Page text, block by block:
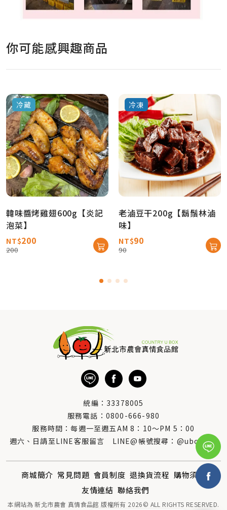
你可能感興趣商品
冷藏
韓味醬烤雞翅600g【炎記
泡菜】
NT$200
200
冷凍
老滷豆干200g【鬍鬚林滷
味】
NT$90
90
統編：33378005
服務電話： 0800-666-980
服務時間：每週一至週五AM 8：10～PM 5：00
週六、日請至LINE客服留言 LINE@帳號搜尋：@uboxorg
商城簡介 常見問題 會員制度 退換貨流程 購物須知
友情連結 聯絡我們
本網站為 新北市農會 真情食品館 版權所有 2026© ALL RIGHTS RESERVED.